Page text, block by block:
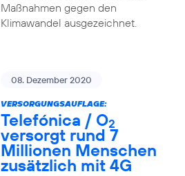
Maßnahmen gegen den
Klimawandel ausgezeichnet.
08. Dezember 2020
VERSORGUNGSAUFLAGE:
Telefónica / O2
versorgt rund 7
Millionen Menschen
zusätzlich mit 4G